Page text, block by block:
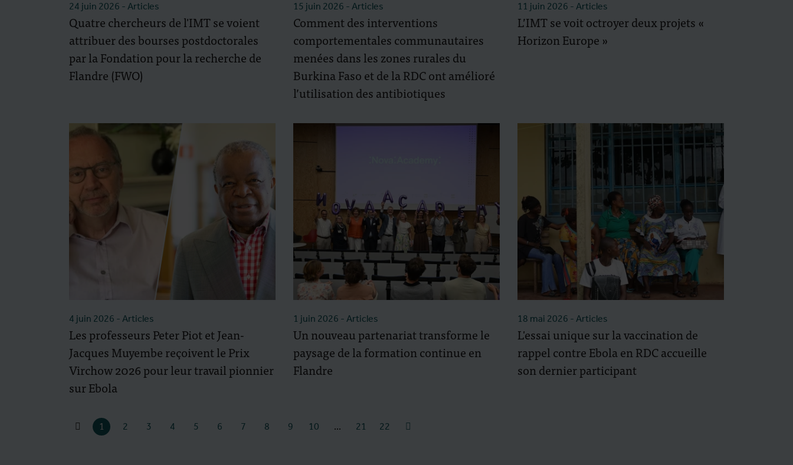
24 juin 2026 - Articles
Quatre chercheurs de l'IMT se voient
attribuer des bourses postdoctorales
par la Fondation pour la recherche de
Flandre (FWO)
15 juin 2026 - Articles
Comment des interventions
comportementales communautaires
menées dans les zones rurales du
Burkina Faso et de la RDC ont amélioré
l’utilisation des antibiotiques
11 juin 2026 - Articles
L’IMT se voit octroyer deux projets «
Horizon Europe »
4 juin 2026 - Articles
Les professeurs Peter Piot et Jean-
Jacques Muyembe reçoivent le Prix
Virchow 2026 pour leur travail pionnier
sur Ebola
1 juin 2026 - Articles
Un nouveau partenariat transforme le
paysage de la formation continue en
Flandre
18 mai 2026 - Articles
L'essai unique sur la vaccination de
rappel contre Ebola en RDC accueille
son dernier participant
1 2 3 4 5 6 7 8 9 10 ... 21 22